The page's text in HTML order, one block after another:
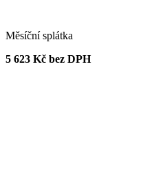
Měsíční splátka
5 623 Kč bez DPH